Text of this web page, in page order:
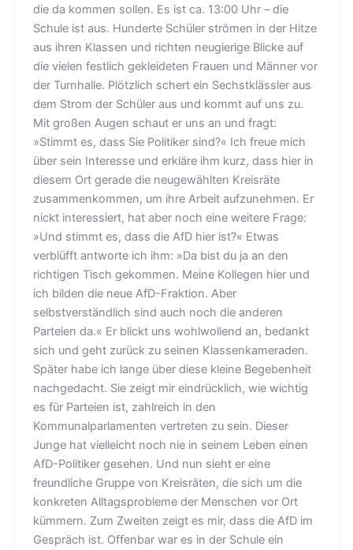
die da kommen sollen. Es ist ca. 13:00 Uhr – die
Schule ist aus. Hunderte Schüler strömen in der Hitze
aus ihren Klassen und richten neugierige Blicke auf
die vielen festlich gekleideten Frauen und Männer vor
der Turnhalle. Plötzlich schert ein Sechstklässler aus
dem Strom der Schüler aus und kommt auf uns zu.
Mit großen Augen schaut er uns an und fragt:
»Stimmt es, dass Sie Politiker sind?« Ich freue mich
über sein Interesse und erkläre ihm kurz, dass hier in
diesem Ort gerade die neugewählten Kreisräte
zusammenkommen, um ihre Arbeit aufzunehmen. Er
nickt interessiert, hat aber noch eine weitere Frage:
»Und stimmt es, dass die AfD hier ist?« Etwas
verblüfft antworte ich ihm: »Da bist du ja an den
richtigen Tisch gekommen. Meine Kollegen hier und
ich bilden die neue AfD-Fraktion. Aber
selbstverständlich sind auch noch die anderen
Parteien da.« Er blickt uns wohlwollend an, bedankt
sich und geht zurück zu seinen Klassenkameraden.
Später habe ich lange über diese kleine Begebenheit
nachgedacht. Sie zeigt mir eindrücklich, wie wichtig
es für Parteien ist, zahlreich in den
Kommunalparlamenten vertreten zu sein. Dieser
Junge hat vielleicht noch nie in seinem Leben einen
AfD-Politiker gesehen. Und nun sieht er eine
freundliche Gruppe von Kreisräten, die sich um die
konkreten Alltagsprobleme der Menschen vor Ort
kümmern. Zum Zweiten zeigt es mir, dass die AfD im
Gespräch ist. Offenbar war es in der Schule ein